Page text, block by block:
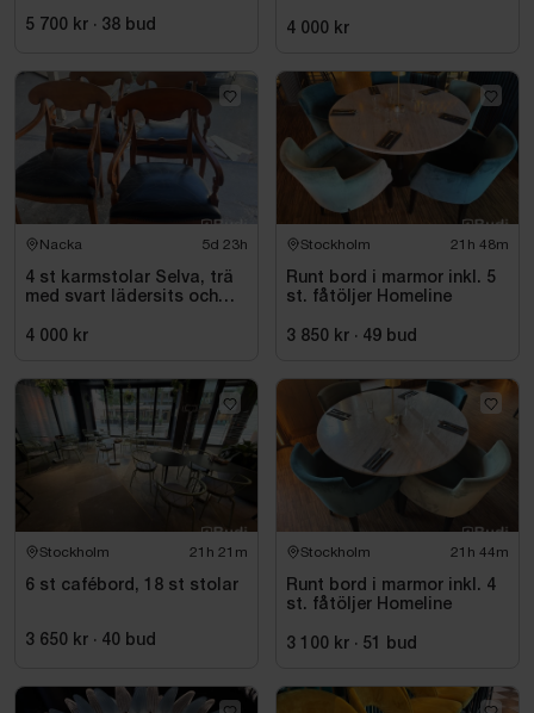
5 700 kr · 38 bud 4 000 kr
Nacka 5d 23h
4 st karmstolar Selva, trä
med svart lädersits och
4 000 kr
Stockholm 21h 48m
Runt bord i marmor inkl. 5
st. fåtöljer Homeline
3 850 kr · 49 bud
Stockholm 21h 21m
6 st cafébord, 18 st stolar
3 650 kr · 40 bud
Stockholm 21h 44m
Runt bord i marmor inkl. 4
st. fåtöljer Homeline
3 100 kr · 51 bud